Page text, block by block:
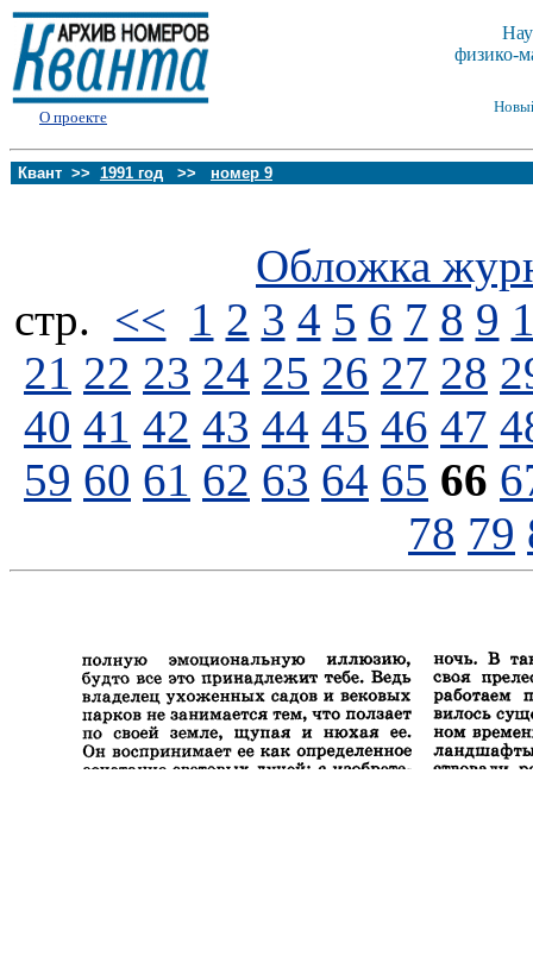
О проекте
физико-
Квант >> 1991 год >> номер 9
Обложка
стp. << 1 2 3 4 5 6 7 8 9
21 22 23 24 25 26 27 28
40 41 42 43 44 45 46 47
59 60 61 62 63 64 65 66
78 79